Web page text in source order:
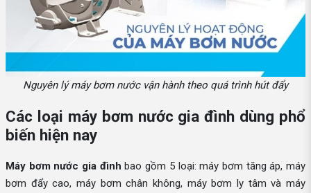
Nguyên lý máy bơm nước vận hành theo quá trình hút đẩy
Các loại máy bơm nước gia đình dùng phổ
biến hiện nay
Máy bơm nước gia đình bao gồm 5 loại: máy bơm tăng áp, máy
bơm đẩy cao, máy bơm chân không, máy bơm ly tâm và máy